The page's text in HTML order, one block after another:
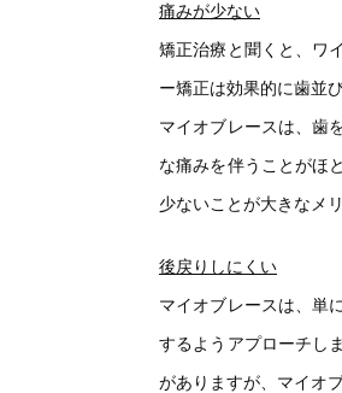
痛みが少ない
矯正治療と聞くと、ワ
ー矯正は効果的に歯並
マイオブレースは、歯
な痛みを伴うことがほ
少ないことが大きなメ
後戻りしにくい
マイオブレースは、単
するようアプローチし
がありますが、マイオ